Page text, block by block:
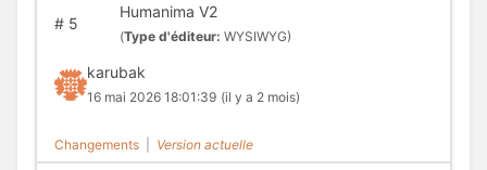
#5
Humanima V2
(Type d'éditeur: WYSIWYG)
karubak
16 mai 2026 18:01:39 (il y a 2 mois)
Changements Version actuelle